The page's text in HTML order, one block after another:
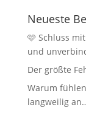
Neueste
🩷 Schluss
und
Der größte
Warum
langweilig